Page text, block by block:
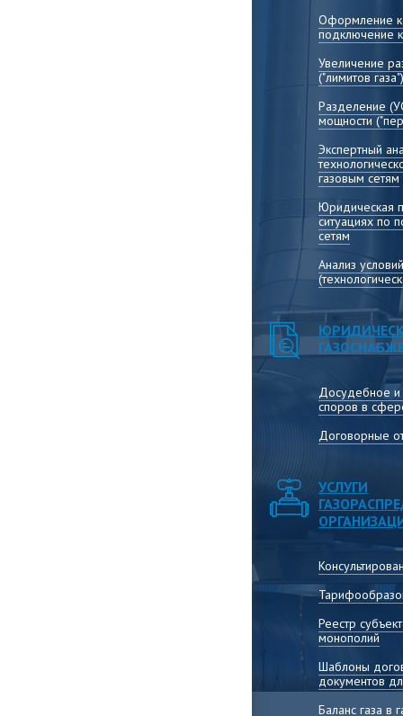
Оформление
подключение
Увеличение
("лимитов газа")
Разделение
мощности
Экспертный
газовым сетям
Юридическая
ситуациях по
сетям
Анализ
Досудебное
споров в
Договорные
УСЛУГИ
Реестр
монополий
Шаблоны
документов
Баланс газа в